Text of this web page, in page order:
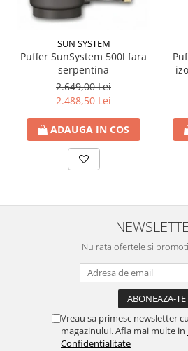
Automatizare
Banda perimetrala
Aditiv Sapa
Pachete incalzire in pardoseala
Pompe de caldura
Termostate de Ambient
Panouri fotovoltaice
Rigole baie: Rigola de scurgere
Vase wc, capace si rezervoare
Racorduri flexibile de apa
Racorduri flexibile apa
SUN SYSTEM
Puffer SunSystem 500l fara
serpentina
2.649,00 Lei
2.488,50 Lei
ADAUGA IN COS
Nu rata ofertele si
Vreau sa primesc newsletter
magazinului. Afla mai multe in
Confidentialitate